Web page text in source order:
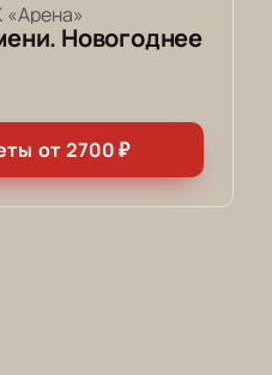
«Арена»
Новогоднее
от 2700₽